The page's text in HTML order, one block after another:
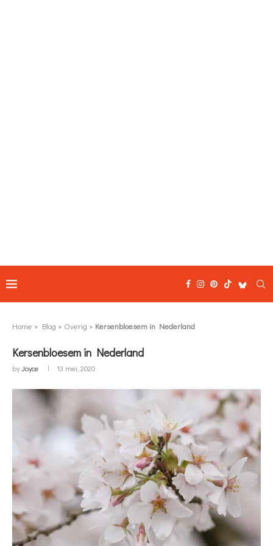
Home » Blog » Overig » Kersenbloesem in Nederland
Kersenbloesem in Nederland
byJoyce 13 mei, 2020